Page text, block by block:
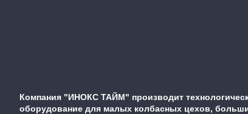
Компания "ИНОКС ТАЙМ" производит
оборудование для малых колбасных цехов,